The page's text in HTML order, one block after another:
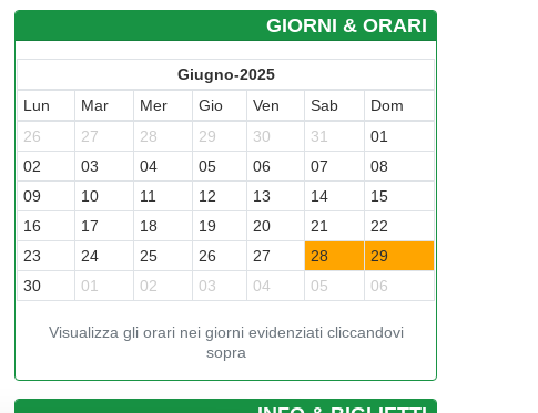
GIORNI & ORARI
Giugno-2025
Lun
Mar Mer Gio Ven Sab
Dom
26
27 28 29 30 31
01
02
03 04 05 06 07
08
09
10 11 12 13 14
15
16
17 18 19 20 21
22
23
24 25 26 27 28
29
30
01 02 03 04 05 06
Visualizza gli orari nei giorni evidenziati cliccandovi
sopra